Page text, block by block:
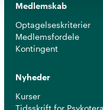
Medlemskab
Optagelseskriterier
Medlemsfordele
Kontingent
Nyheder
Kurser